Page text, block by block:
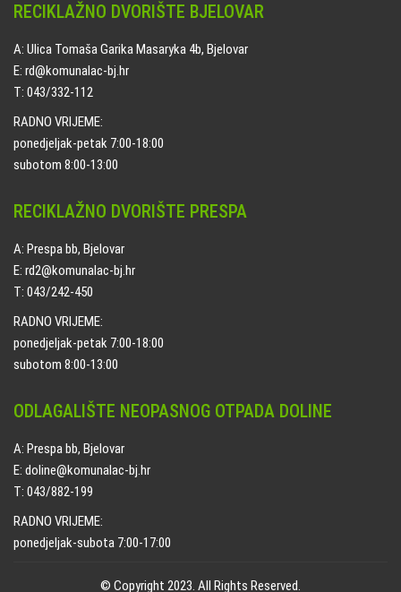
RECIKLAŽNO DVORIŠTE BJELOVAR
A: Ulica Tomaša Garika Masaryka 4b, Bjelovar
E: rd@komunalac-bj.hr
T: 043/332-112
RADNO VRIJEME:
ponedjeljak-petak 7:00-18:00
subotom 8:00-13:00
RECIKLAŽNO DVORIŠTE PRESPA
A: Prespa bb, Bjelovar
E: rd2@komunalac-bj.hr
T: 043/242-450
RADNO VRIJEME:
ponedjeljak-petak 7:00-18:00
subotom 8:00-13:00
ODLAGALIŠTE NEOPASNOG OTPADA DOLINE
A: Prespa bb, Bjelovar
E: doline@komunalac-bj.hr
T: 043/882-199
RADNO VRIJEME:
ponedjeljak-subota 7:00-17:00
© Copyright 2023. All Rights Reserved.